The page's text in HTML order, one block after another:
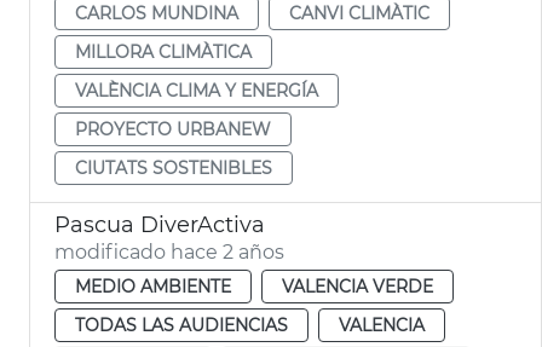
CARLOS MUNDINA
CANVI CLIMÀTIC
MILLORA CLIMÀTICA
VALÈNCIA CLIMA Y ENERGÍA
PROYECTO URBANEW
CIUTATS SOSTENIBLES
Pascua DiverActiva
modificado hace 2 años
MEDIO AMBIENTE
VALENCIA VERDE
TODAS LAS AUDIENCIAS
VALENCIA